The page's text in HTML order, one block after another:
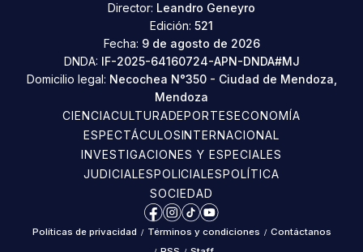
Director: Leandro Geneyro
Edición: 521
Fecha: 9 de agosto de 2026
DNDA: IF-2025-64160724-APN-DNDA#MJ
Domicilio legal: Necochea N°350 - Ciudad de Mendoza,
Mendoza
CIENCIACULTURADEPORTESECONOMÍA
ESPECTÁCULOSINTERNACIONAL
INVESTIGACIONES Y ESPECIALES
JUDICIALESPOLICIALESPOLÍTICA
SOCIEDAD
Facebook
Instagram
TikTokYouTube
Políticas de privacidad / Términos y condiciones / Contáctanos